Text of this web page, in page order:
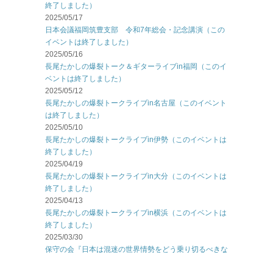
終了しました）
2025/05/17
日本会議福岡筑豊支部 令和7年総会・記念講演（この
イベントは終了しました）
2025/05/16
長尾たかしの爆裂トーク＆ギターライブin福岡（このイ
ベントは終了しました）
2025/05/12
長尾たかしの爆裂トークライブin名古屋（このイベント
は終了しました）
2025/05/10
長尾たかしの爆裂トークライブin伊勢（このイベントは
終了しました）
2025/04/19
長尾たかしの爆裂トークライブin大分（このイベントは
終了しました）
2025/04/13
長尾たかしの爆裂トークライブin横浜（このイベントは
終了しました）
2025/03/30
保守の会『日本は混迷の世界情勢をどう乗り切るべきな